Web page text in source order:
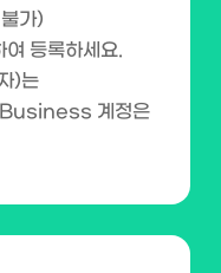
가)
여 등록하세요.
)는
계정은